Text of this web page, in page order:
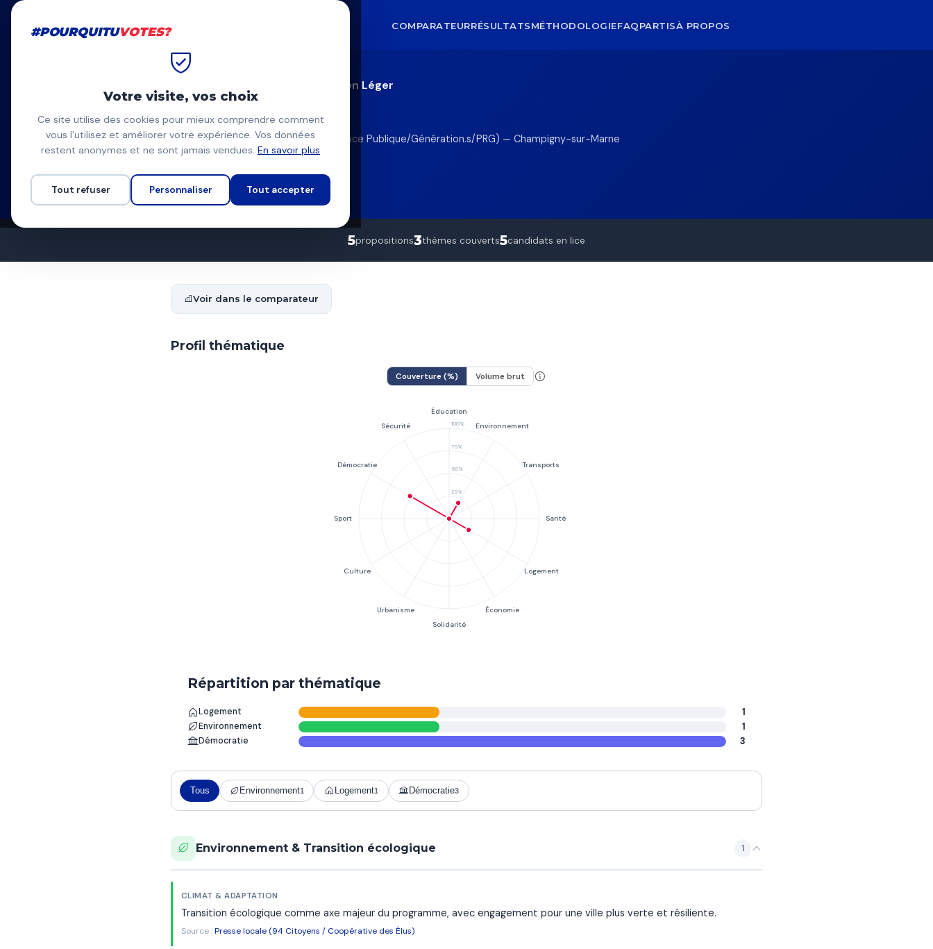
#POURQUITU COMPARATEURRÉSULTATSMÉTHODOLOGIEFAQPARTISÀ PROPOS
Julien Léger
JL
Julien Léger
PCF, union de la gauche (PS/Place Publique/Génération.s/PRG) — Champigny-sur-Marne
Liste d'union à gauche
Programme à venir
5propositions3thèmes couverts5candidats en lice
Voir dans le comparateur
Profil thématique
Couverture (%) Volume brut
Répartition par thématique
Logement 1
Environnement 1
Démocratie 3
Tous Environnement1 Logement1 Démocratie3
Environnement & Transition écologique 1
CLIMAT & ADAPTATION
Transition écologique comme axe majeur du programme, avec engagement pour une ville plus verte et résiliente.
Source :Presse locale (94 Citoyens / Coopérative des Élus)
#POURQUITUVOTES?
Votre visite, vos choix
Ce site utilise des cookies pour mieux comprendre comment
vous l’utilisez et améliorer votre expérience. Vos données
restent anonymes et ne sont jamais vendues. En savoir plus
Tout refuser Personnaliser Tout accepter